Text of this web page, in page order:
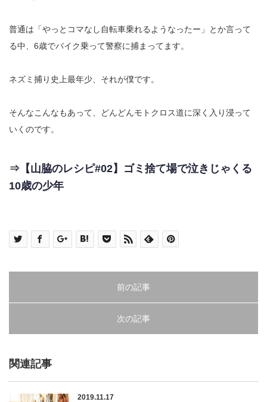
普通は「やっとコマなし自転車乗れるようなったー」とか言って
る中、6歳でバイク乗って警察に捕まってます。
ネズミ捕り史上最年少、それが僕です。
そんなこんなもあって、どんどんモトクロス道に深く入り浸って
いくのです。
⇒【山脇のレシピ#02】ゴミ捨て場で泣きじゃくる
10歳の少年
前の記事
次の記事
関連記事
2019.11.17